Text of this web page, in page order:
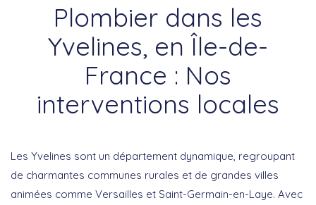
Plombier dans les
Yvelines, en Île-de-
France : Nos
interventions locales
Les Yvelines sont un département dynamique, regroupant
de charmantes communes rurales et de grandes villes
animées comme Versailles et Saint-Germain-en-Laye. Avec